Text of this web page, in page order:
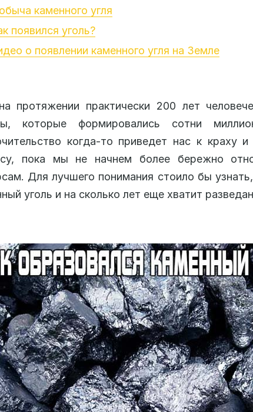
каменного угля
появился уголь?
о появлении каменного угля на Земле
протяжении практически 200 лет
которые формировались сотни
когда-то приведет нас к краху и
пока мы не начнем более бережно
Для лучшего понимания стоило бы
уголь и на сколько лет еще хватит